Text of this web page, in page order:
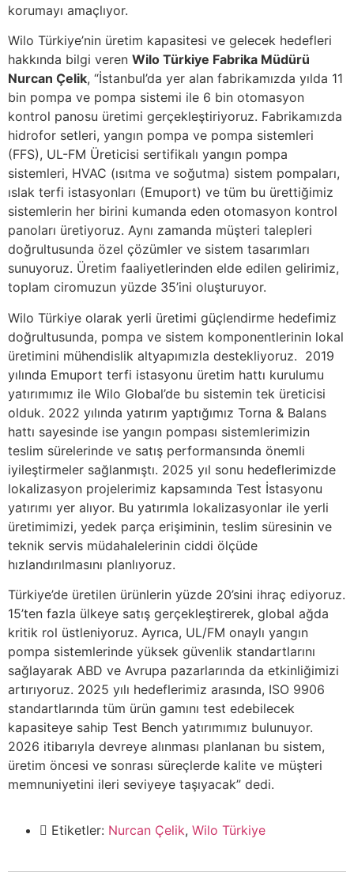
korumayı amaçlıyor.
Wilo Türkiye’nin üretim kapasitesi ve gelecek hedefleri
hakkında bilgi veren Wilo Türkiye Fabrika Müdürü
Nurcan Çelik, “İstanbul’da yer alan fabrikamızda yılda 11
bin pompa ve pompa sistemi ile 6 bin otomasyon
kontrol panosu üretimi gerçekleştiriyoruz. Fabrikamızda
hidrofor setleri, yangın pompa ve pompa sistemleri
(FFS), UL-FM Üreticisi sertifikalı yangın pompa
sistemleri, HVAC (ısıtma ve soğutma) sistem pompaları,
ıslak terfi istasyonları (Emuport) ve tüm bu ürettiğimiz
sistemlerin her birini kumanda eden otomasyon kontrol
panoları üretiyoruz. Aynı zamanda müşteri talepleri
doğrultusunda özel çözümler ve sistem tasarımları
sunuyoruz. Üretim faaliyetlerinden elde edilen gelirimiz,
toplam ciromuzun yüzde 35’ini oluşturuyor.
Wilo Türkiye olarak yerli üretimi güçlendirme hedefimiz
doğrultusunda, pompa ve sistem komponentlerinin lokal
üretimini mühendislik altyapımızla destekliyoruz. 2019
yılında Emuport terfi istasyonu üretim hattı kurulumu
yatırımımız ile Wilo Global’de bu sistemin tek üreticisi
olduk. 2022 yılında yatırım yaptığımız Torna & Balans
hattı sayesinde ise yangın pompası sistemlerimizin
teslim sürelerinde ve satış performansında önemli
iyileştirmeler sağlanmıştı. 2025 yıl sonu hedeflerimizde
lokalizasyon projelerimiz kapsamında Test İstasyonu
yatırımı yer alıyor. Bu yatırımla lokalizasyonlar ile yerli
üretimimizi, yedek parça erişiminin, teslim süresinin ve
teknik servis müdahalelerinin ciddi ölçüde
hızlandırılmasını planlıyoruz.
Türkiye’de üretilen ürünlerin yüzde 20’sini ihraç ediyoruz.
15’ten fazla ülkeye satış gerçekleştirerek, global ağda
kritik rol üstleniyoruz. Ayrıca, UL/FM onaylı yangın
pompa sistemlerinde yüksek güvenlik standartlarını
sağlayarak ABD ve Avrupa pazarlarında da etkinliğimizi
artırıyoruz. 2025 yılı hedeflerimiz arasında, ISO 9906
standartlarında tüm ürün gamını test edebilecek
kapasiteye sahip Test Bench yatırımımız bulunuyor.
2026 itibarıyla devreye alınması planlanan bu sistem,
üretim öncesi ve sonrası süreçlerde kalite ve müşteri
memnuniyetini ileri seviyeye taşıyacak” dedi.
Etiketler: Nurcan Çelik, Wilo Türkiye